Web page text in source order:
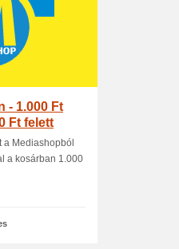
- 1.000 Ft
Ft felett
a Mediashopból
a kosárban 1.000